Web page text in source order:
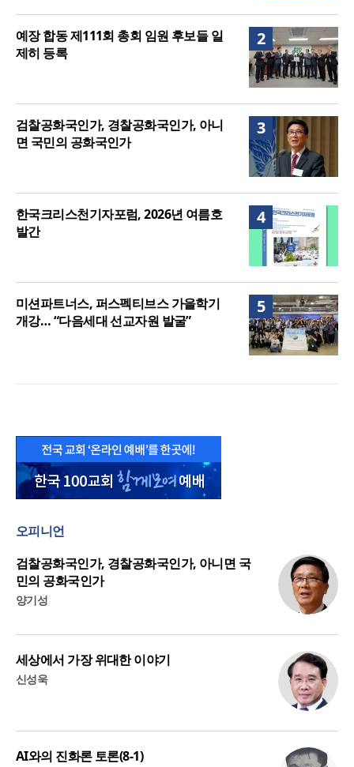
2
예장 합동 제111회 총회 임원 후보들 일
제히 등록
3
검찰공화국인가, 경찰공화국인가, 아니
면 국민의 공화국인가
4
한국크리스천기자포럼, 2026년 여름호
발간
5
미션파트너스, 퍼스펙티브스 가을학기
개강… “다음세대 선교자원 발굴”
오피니언
검찰공화국인가, 경찰공화국인가, 아니면 국
민의 공화국인가
양기성
세상에서 가장 위대한 이야기
신성욱
AI와의 진화론 토론(8-1)